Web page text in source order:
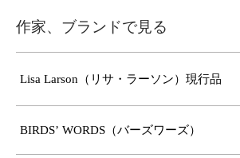
作家、ブランドで見る
Lisa Larson（リサ・ラーソン）現行品
BIRDS’ WORDS（バーズワーズ）